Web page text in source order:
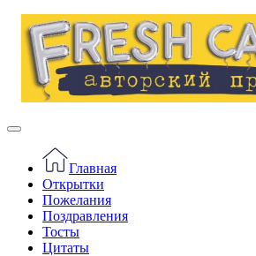
Главная
Открытки
Пожелания
Поздравления
Тосты
Цитаты